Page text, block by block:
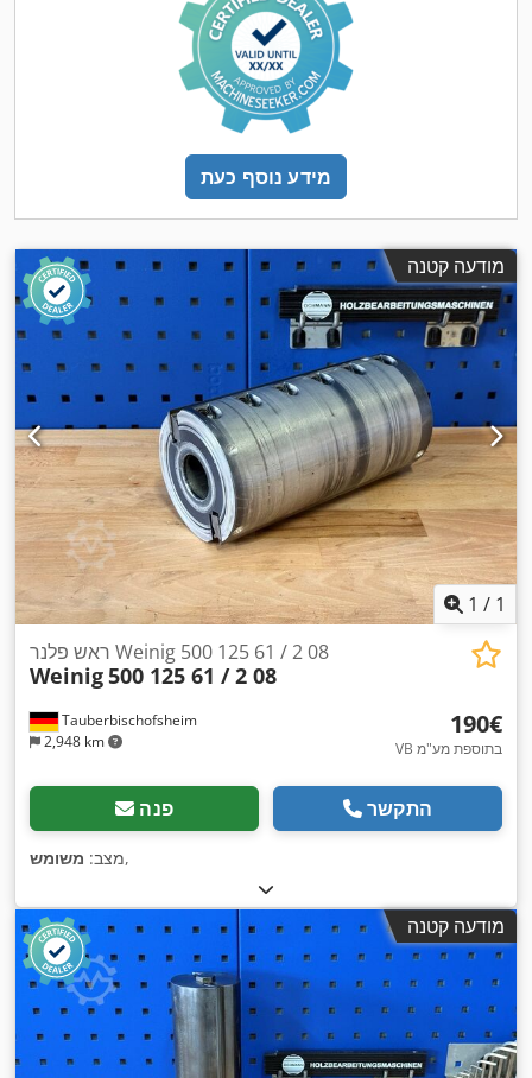
מידע נוסף כעת
מודעה קטנה
1 / 1
Tauberbischofsheim
2,948 km
ראש פלנר Weinig 500 125 61 / 2 08
Weinig500 125 61 / 2 08
‏190 ‏€
VB בתוספת מע"מ
פנה התקשר
מצב: משומש ,
מודעה קטנה